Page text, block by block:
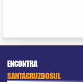
ENCONTRA
SANTACRUZDOSUL